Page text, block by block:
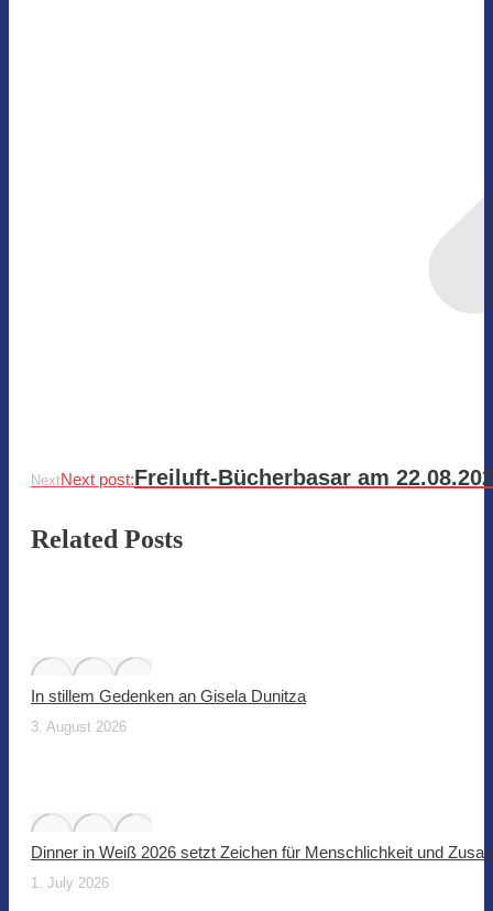
NextNext post:Freiluft-Bücherbasar am
Related Posts
In stillem Gedenken an Gisela Dunitza
3. August 2026
Dinner in Weiß 2026 setzt Zeichen für Menschlichkeit und
1. July 2026